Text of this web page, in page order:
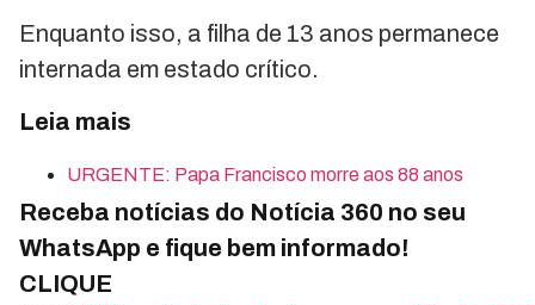
Enquanto isso, a filha de 13 anos permanece
internada em estado crítico.
Leia mais
URGENTE: Papa Francisco morre aos 88 anos
Receba notícias do Notícia 360 no seu
WhatsApp e fique bem informado!
CLIQUE